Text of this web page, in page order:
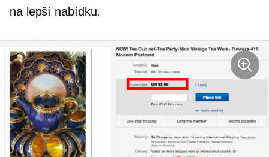
na lepší nabídku.